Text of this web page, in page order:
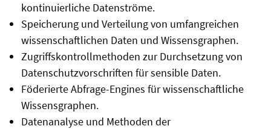
kontinuierliche Datenströme.
Speicherung und Verteilung von umfangreichen
wissenschaftlichen Daten und Wissensgraphen.
Zugriffskontrollmethoden zur Durchsetzung von
Datenschutzvorschriften für sensible Daten.
Föderierte Abfrage-Engines für wissenschaftliche
Wissensgraphen.
Datenanalyse und Methoden der